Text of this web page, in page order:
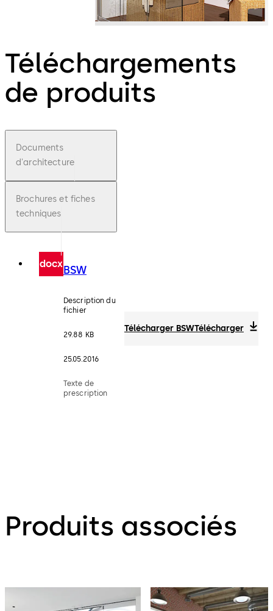
Téléchargements
de produits
Documents
d'architecture
Brochures et fiches
techniques
docxBSW
Description du
fichier
29.88 KB
25.05.2016
Texte de
prescription
Télécharger BSWTélécharger
Produits associés